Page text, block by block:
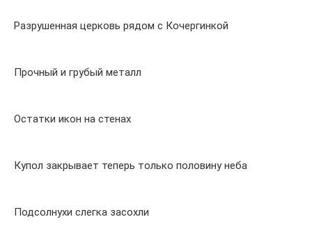
Разрушенная церковь рядом с Кочергинкой
Прочный и грубый металл
Остатки икон на стенах
Купол закрывает теперь только половину неба
Подсолнухи слегка засохли